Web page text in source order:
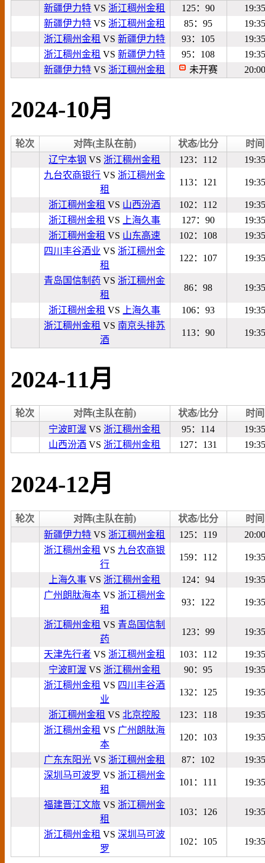
新疆伊力特 VS 浙江稠州金租 125：90
新疆伊力特 VS 浙江稠州金租 85：95
浙江稠州金租 VS新疆伊力特 93：105
浙江稠州金租 VS新疆伊力特 95：108
新疆伊力特 VS 浙江稠州金租 未开赛
2024-10月
轮次 对阵(主队在前) 状态/比分
时间
辽宁本钢 VS 浙江稠州金租 123：112
九台农商银行 VS 浙江稠州金
租
113：121
浙江稠州金租 VS 山西汾酒 102：112
浙江稠州金租 VS 上海久事 127：90
浙江稠州金租 VS 山东高速 102：108
四川丰谷酒业 VS 浙江稠州金
租
122：107
青岛国信制药 VS 浙江稠州金
租
86：98
浙江稠州金租 VS 上海久事 106：93
浙江稠州金租 VS 南京头排苏
酒
113：90
2024-11月
轮次 对阵(主队在前) 状态/比分
时间
宁波町渥 VS 浙江稠州金租 95：114
山西汾酒 VS 浙江稠州金租 127：131
2024-12月
轮次 对阵(主队在前) 状态/比分
时间
新疆伊力特 VS 浙江稠州金租 125：119
浙江稠州金租 VS 九台农商银
行
159：112
上海久事 VS 浙江稠州金租 124：94
广州朗肽海本 VS 浙江稠州金
租
93：122
浙江稠州金租 VS 青岛国信制
药
123：99
天津先行者 VS 浙江稠州金租 103：112
宁波町渥 VS 浙江稠州金租 90：95
浙江稠州金租 VS 四川丰谷酒
业
132：125
浙江稠州金租 VS北京控股 123：118
浙江稠州金租 VS 广州朗肽海
本
120：103
广东东阳光 VS 浙江稠州金租 87：102
深圳马可波罗 VS 浙江稠州金
租
101：111
福建晋江文旅 VS 浙江稠州金
租
103：126
浙江稠州金租 VS深圳马可波
罗
102：105